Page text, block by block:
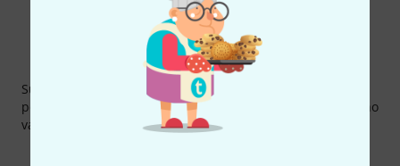
Newsletter Thomann
Subscreva a Newsletter da Thomann em inglês e com um
pouco de sorte você poderá ganhar um dos
no
valor de